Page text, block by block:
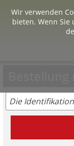
Wir verwenden
bieten. Wenn Sie